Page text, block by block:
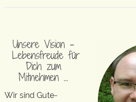
Unsere Vision –
Lebensfreude für
Dich zum
Mitnehmen …
Wir sind Gute-